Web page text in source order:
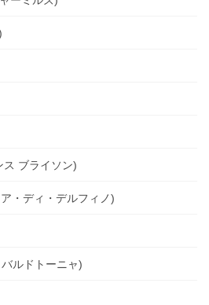
ス ブライソン)
・ディ・デルフィノ)
ルドトーニャ)